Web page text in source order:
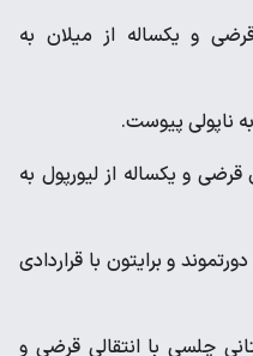
و یکساله از میلان به
ناپولی پیوست.
قرضی و یکساله از لیورپول به
و برایتون با قراردادی
چلسی با انتقالی قرضی و